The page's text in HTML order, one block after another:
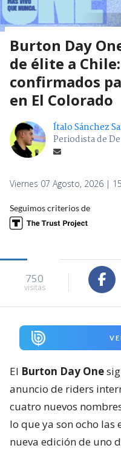
Burton Day
de élite a
confirmados
en El Colorado
Ítalo Sánchez
Periodista de
Viernes 07 Agosto, 2026 |
Seguimos criterios de
750
visitas
El Burton Day One
anuncio de riders
cuatro nuevos
lo que ya son ocho
nueva edición de uno